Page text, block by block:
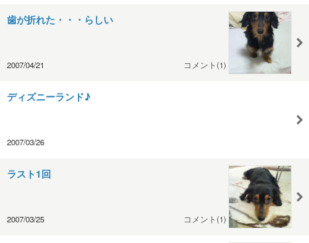
歯が折れた・・・らしい
2007/04/21 コメント(1)
ディズニーランド♪
2007/03/26
ラスト1回
2007/03/25 コメント(1)